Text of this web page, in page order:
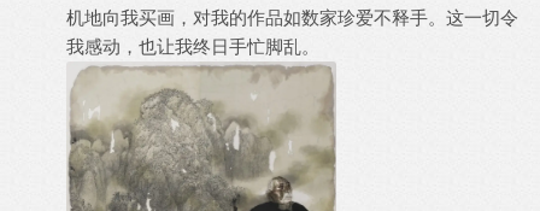
机地向我买画，对我的作品如数家珍爱不释手。这一切令
我感动，也让我终日手忙脚乱。